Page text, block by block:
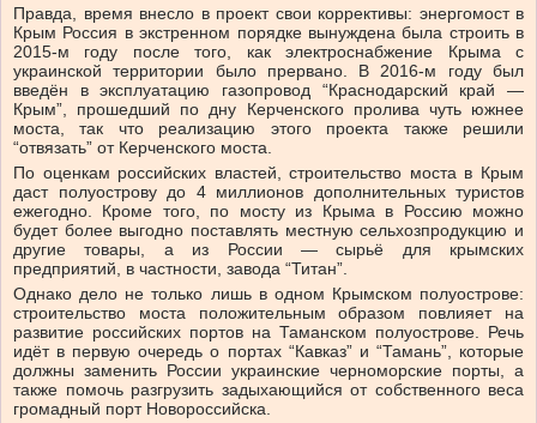
Правда, время внесло в проект свои коррективы: энергомост в
Крым Россия в экстренном порядке вынуждена была строить в
2015-м году после того, как электроснабжение Крыма с
украинской территории было прервано. В 2016-м году был
введён в эксплуатацию газопровод “Краснодарский край —
Крым”, прошедший по дну Керченского пролива чуть южнее
моста, так что реализацию этого проекта также решили
“отвязать” от Керченского моста.
По оценкам российских властей, строительство моста в Крым
даст полуострову до 4 миллионов дополнительных туристов
ежегодно. Кроме того, по мосту из Крыма в Россию можно
будет более выгодно поставлять местную сельхозпродукцию и
другие товары, а из России — сырьё для крымских
предприятий, в частности, завода “Титан”.
Однако дело не только лишь в одном Крымском полуострове:
строительство моста положительным образом повлияет на
развитие российских портов на Таманском полуострове. Речь
идёт в первую очередь о портах “Кавказ” и “Тамань”, которые
должны заменить России украинские черноморские порты, а
также помочь разгрузить задыхающийся от собственного веса
громадный порт Новороссийска.